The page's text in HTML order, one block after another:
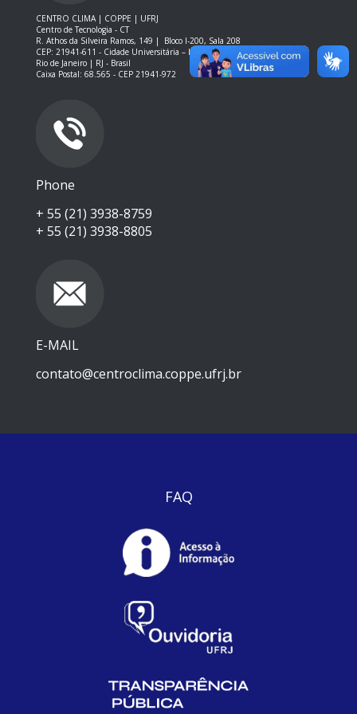
CENTRO CLIMA | COPPE | UFRJ
Centro de Tecnologia - CT
R. Athos da Silveira Ramos, 149 |
Bloco I-200, Sala 208
CEP: 21941-611 - Cidade Universitária – Ilha do Fundão – RJ
Rio de Janeiro | RJ - Brasil
Caixa Postal: 68.565 - CEP 21941-972
Phone
+ 55 (21) 3938-8759
+ 55 (21) 3938-8805
E-MAIL
contato@centroclima.coppe.ufrj.br
FAQ